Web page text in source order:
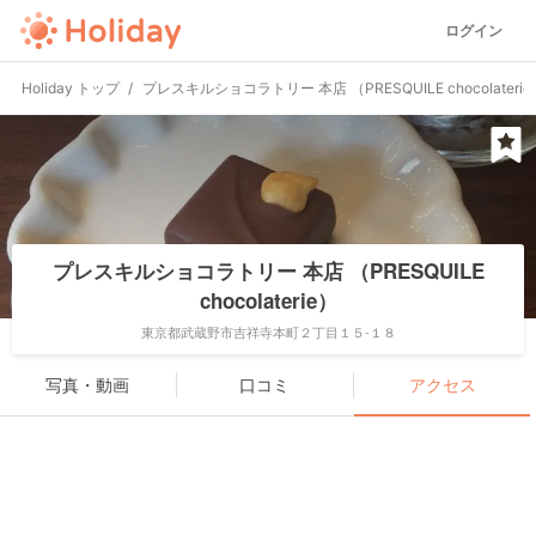
ログイン
Holiday トップ プレスキルショコラトリー 本店 （PRESQUILE
プレスキルショコラトリー 本店 （PRESQUILE
chocolaterie）
東京都武蔵野市吉祥寺本町２丁目１５-１８
写真・動画 口コミ アクセス